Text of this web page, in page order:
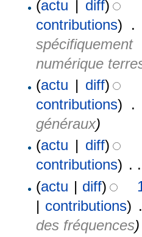
(actu | diff)
contributions)
.
numérique
(actu | diff)
contributions)
.
généraux)
(actu | diff)
contributions) . .
(actu | diff)
| contributions)
des fréquences)